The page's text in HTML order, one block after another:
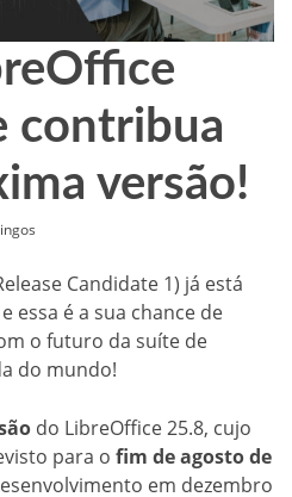
contribua
versão!
Candidate 1) já está
essa é a sua chance de
o futuro da suíte de
do mundo!
do LibreOffice 25.8, cujo
para o fim de agosto de
em dezembro